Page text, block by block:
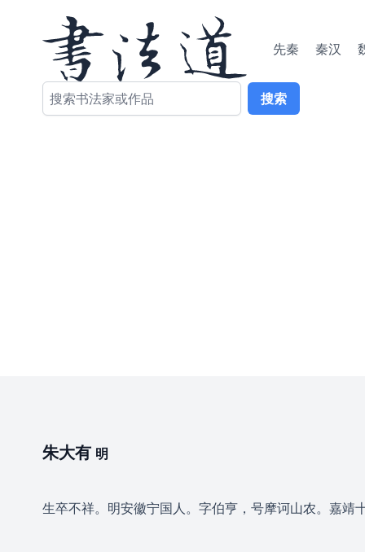
先秦 秦汉
搜索
朱大有 明
生卒不祥。明安徽宁国人。字伯亨，号摩诃山农。嘉靖